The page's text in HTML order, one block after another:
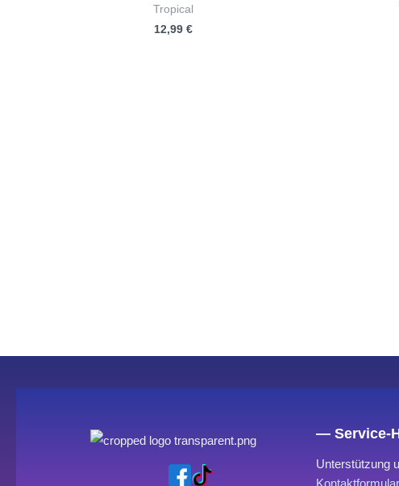
Bewertet
Tropical
12,99 €
— Service-
Unterstützung
Kontaktformular